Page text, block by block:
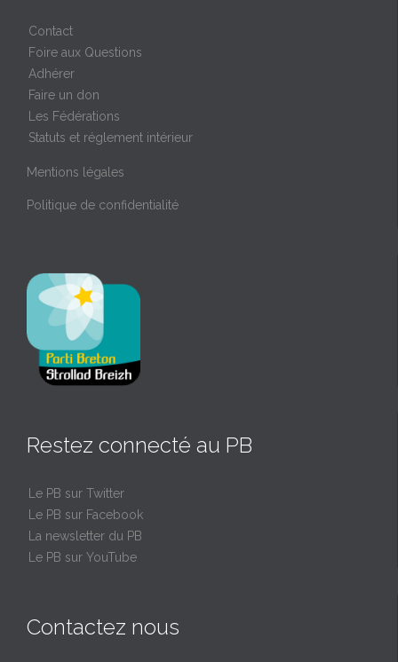
Contact
Foire aux Questions
Adhérer
Faire un don
Les Fédérations
Statuts et réglement intérieur
Mentions légales
Politique de confidentialité
Restez connecté au PB
Le PB sur Twitter
Le PB sur Facebook
La newsletter du PB
Le PB sur YouTube
Contactez nous